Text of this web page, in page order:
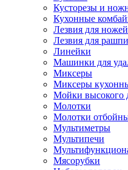
Кусторезы и
Кухонные
Лезвия для ножей
Лезвия для
Линейки
Машинки для
Миксеры
Миксеры
Мойки высокого
Молотки
Молотки
Мультиметры
Мультипечи
Мясорубки